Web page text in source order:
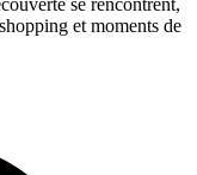
et moments de